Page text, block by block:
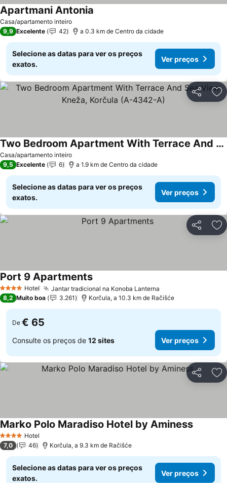
Casa/apartamento inteiro
Apartmani Antonia
9,9 Excelente 42 a 0.3 km de Centro da cidade
Selecione as datas para ver os preços
exatos.
Ver preços
Partilhar
Casa/apartamento inteiro
Two Bedroom Apartment With Terrace And Sea View Kneža, Korčula (A-4342-A)
9,5 Excelente 6 a 1.9 km de Centro da cidade
Selecione as datas para ver os preços
exatos.
Ver preços
Partilhar
4 EstrelasHotel Jantar tradicional na Konoba Lanterna
Port 9 Apartments
8,2 Muito boa 3.261 Korčula, a 10.3 km de Račišće
De € 65
Consulte os preços de 12 sites Ver preços
Partilhar
4 EstrelasHotel
Marko Polo Maradiso Hotel by Aminess
7,0 46 Korčula, a 9.3 km de Račišće
Selecione as datas para ver os preços
exatos.
Ver preços